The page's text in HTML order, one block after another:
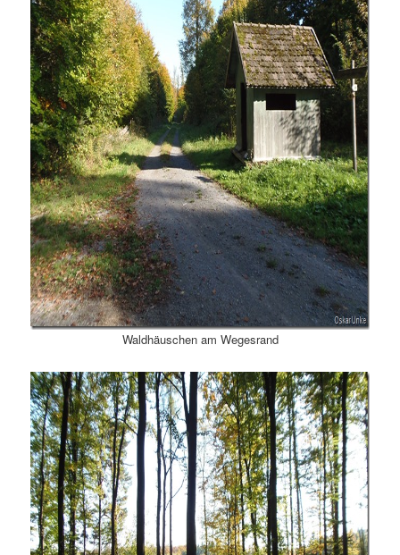
Waldhäuschen am Wegesrand